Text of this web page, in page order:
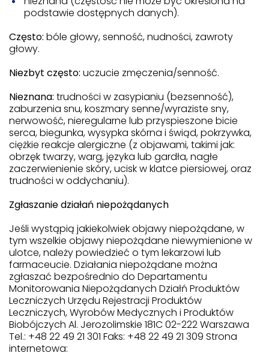
podstawie dostępnych danych).
Często: bóle głowy, senność, nudności, zawroty
głowy.
Niezbyt często: uczucie zmęczenia/senność.
Nieznana: trudności w zasypianiu (bezsenność),
zaburzenia snu, koszmary senne/wyraziste sny,
nerwowość, nieregularne lub przyspieszone bicie
serca, biegunka, wysypka skórna i świąd, pokrzywka,
ciężkie reakcje alergiczne (z objawami, takimi jak:
obrzęk twarzy, warg, języka lub gardła, nagłe
zaczerwienienie skóry, ucisk w klatce piersiowej, oraz
trudności w oddychaniu).
Zgłaszanie działań niepożądanych
Jeśli wystąpią jakiekolwiek objawy niepożądane, w
tym wszelkie objawy niepożądane niewymienione w
ulotce, należy powiedzieć o tym lekarzowi lub
farmaceucie. Działania niepożądane można
zgłaszać bezpośrednio do Departamentu
Monitorowania Niepożądanych Działń Produktów
Leczniczych Urzędu Rejestracji Produktów
Leczniczych, Wyrobów Medycznych i Produktów
Biobójczych Al. Jerozolimskie 181C 02-222 Warszawa
Tel.: +48 22 49 21 301 Faks: +48 22 49 21 309 Strona
internetowa: